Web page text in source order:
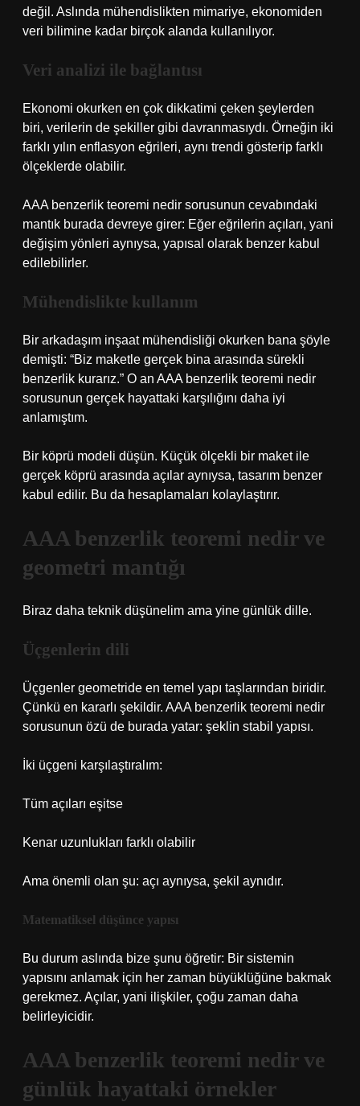
değil. Aslında mühendislikten mimariye, ekonomiden
veri bilimine kadar birçok alanda kullanılıyor.
Veri analizi ile bağlantısı
Ekonomi okurken en çok dikkatimi çeken şeylerden
biri, verilerin de şekiller gibi davranmasıydı. Örneğin iki
farklı yılın enflasyon eğrileri, aynı trendi gösterip farklı
ölçeklerde olabilir.
AAA benzerlik teoremi nedir sorusunun cevabındaki
mantık burada devreye girer: Eğer eğrilerin açıları, yani
değişim yönleri aynıysa, yapısal olarak benzer kabul
edilebilirler.
Mühendislikte kullanım
Bir arkadaşım inşaat mühendisliği okurken bana şöyle
demişti: “Biz maketle gerçek bina arasında sürekli
benzerlik kurarız.” O an AAA benzerlik teoremi nedir
sorusunun gerçek hayattaki karşılığını daha iyi
anlamıştım.
Bir köprü modeli düşün. Küçük ölçekli bir maket ile
gerçek köprü arasında açılar aynıysa, tasarım benzer
kabul edilir. Bu da hesaplamaları kolaylaştırır.
AAA benzerlik teoremi nedir ve
geometri mantığı
Biraz daha teknik düşünelim ama yine günlük dille.
Üçgenlerin dili
Üçgenler geometride en temel yapı taşlarından biridir.
Çünkü en kararlı şekildir. AAA benzerlik teoremi nedir
sorusunun özü de burada yatar: şeklin stabil yapısı.
İki üçgeni karşılaştıralım:
Tüm açıları eşitse
Kenar uzunlukları farklı olabilir
Ama önemli olan şu: açı aynıysa, şekil aynıdır.
Matematiksel düşünce yapısı
Bu durum aslında bize şunu öğretir: Bir sistemin
yapısını anlamak için her zaman büyüklüğüne bakmak
gerekmez. Açılar, yani ilişkiler, çoğu zaman daha
belirleyicidir.
AAA benzerlik teoremi nedir ve
günlük hayattaki örnekler